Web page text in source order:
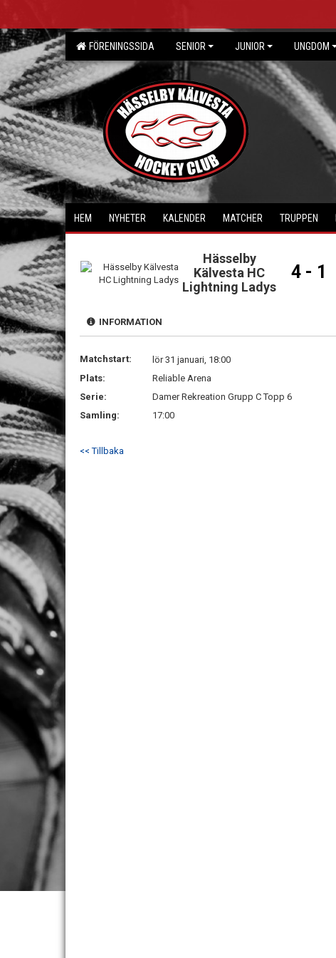
FÖRENINGSSIDA SENIOR JUNIOR UNGDOM
HEM NYHETER KALENDER MATCHER TRUPPEN
Hässelby
Kälvesta HC
Lightning Ladys
4 - 1
INFORMATION
Matchstart:
lör 31 januari, 18:00
Plats:
Reliable Arena
Serie:
Damer Rekreation Grupp C Topp 6
Samling:
17:00
<< Tillbaka